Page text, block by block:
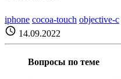
iphone cocoa-touch objective-c
schedule 14.09.2022
Вопросы по теме